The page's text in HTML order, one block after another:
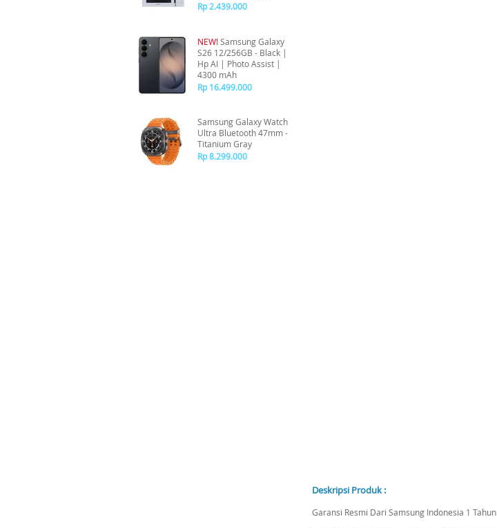
Rp 2.439.000
NEW!Samsung Galaxy
S26 12/256GB - Black |
Hp AI | Photo Assist |
4300 mAh
Rp 16.499.000
Samsung Galaxy Watch
Ultra Bluetooth 47mm -
Titanium Gray
Rp 8.299.000
Deskripsi Produk :
Garansi Resmi Dari Samsung Indonesia 1 Tahun